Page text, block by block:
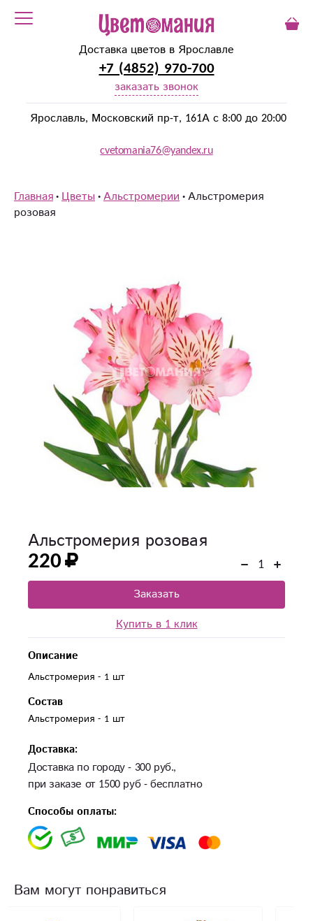
Доставка цветов в Ярославле
+7 (4852) 970-700
заказать звонок
Ярославль, Московский пр-т, 161А с 8:00 до 20:00
cvetomania76@yandex.ru
Главная Цветы Альстромерии Альстромерия
розовая
Альстромерия розовая
220
Заказать
Купить в 1 клик
Описание
Альстромерия - 1 шт
Состав
Альстромерия - 1 шт
Доставка:
Доставка по городу - 300 руб.,
при заказе от 1500 руб - бесплатно
Способы оплаты:
Вам могут понравиться